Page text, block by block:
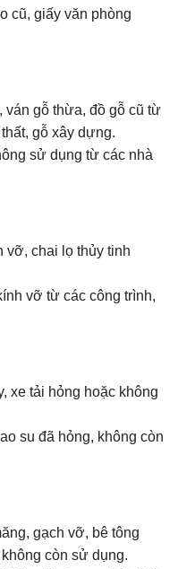
cũ, giấy văn phòng
ván gỗ thừa, đồ gỗ cũ từ
gỗ xây dựng.
sử dụng từ các nhà
vỡ, chai lọ thủy tinh
vỡ từ các công trình,
xe tải hỏng hoặc không
su đã hỏng, không còn
gạch vỡ, bê tông
còn sử dụng.